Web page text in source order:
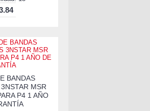
BANDAS
MSR
P4 1 AÑO